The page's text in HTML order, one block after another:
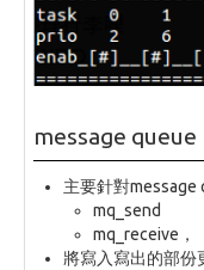
message queue
主要針對
mq_send
mq_receive，
將寫入寫出的部份